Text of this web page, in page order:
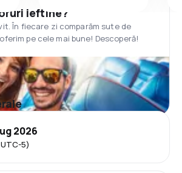
ieftine?
În fiecare zi comparăm sute de
pe cele mai bune! Descoperă!
5)
2026